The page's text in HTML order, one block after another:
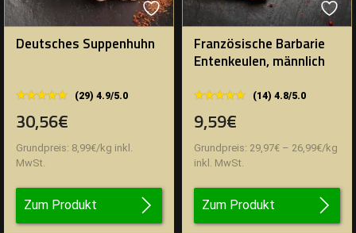
Deutsches Suppenhuhn
★★★★★
★★★★★ (29) 4.9/5.0
30,56€
Grundpreis: 8,99€/kg inkl.
MwSt.
Zum Produkt
Französische Barbarie
Entenkeulen, männlich
★★★★★
★★★★★ (14) 4.8/5.0
9,59€
Grundpreis: 29,97€ – 26,99€/kg
inkl. MwSt.
Zum Produkt